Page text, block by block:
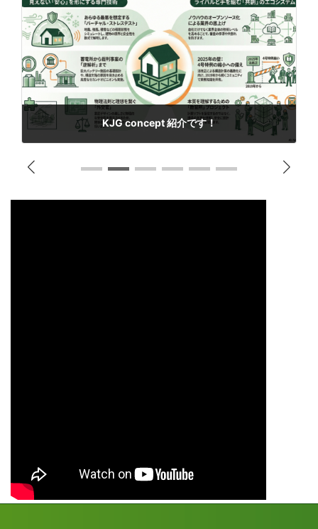
KJG concept 紹介です！
2026年4月8日